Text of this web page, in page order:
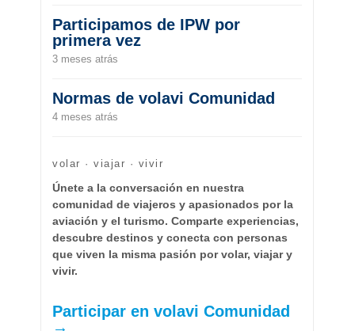
Participamos de IPW por
primera vez
3 meses atrás
Normas de volavi Comunidad
4 meses atrás
volar · viajar · vivir
Únete a la conversación en nuestra
comunidad de viajeros y apasionados por la
aviación y el turismo. Comparte experiencias,
descubre destinos y conecta con personas
que viven la misma pasión por volar, viajar y
vivir.
Participar en volavi Comunidad
→